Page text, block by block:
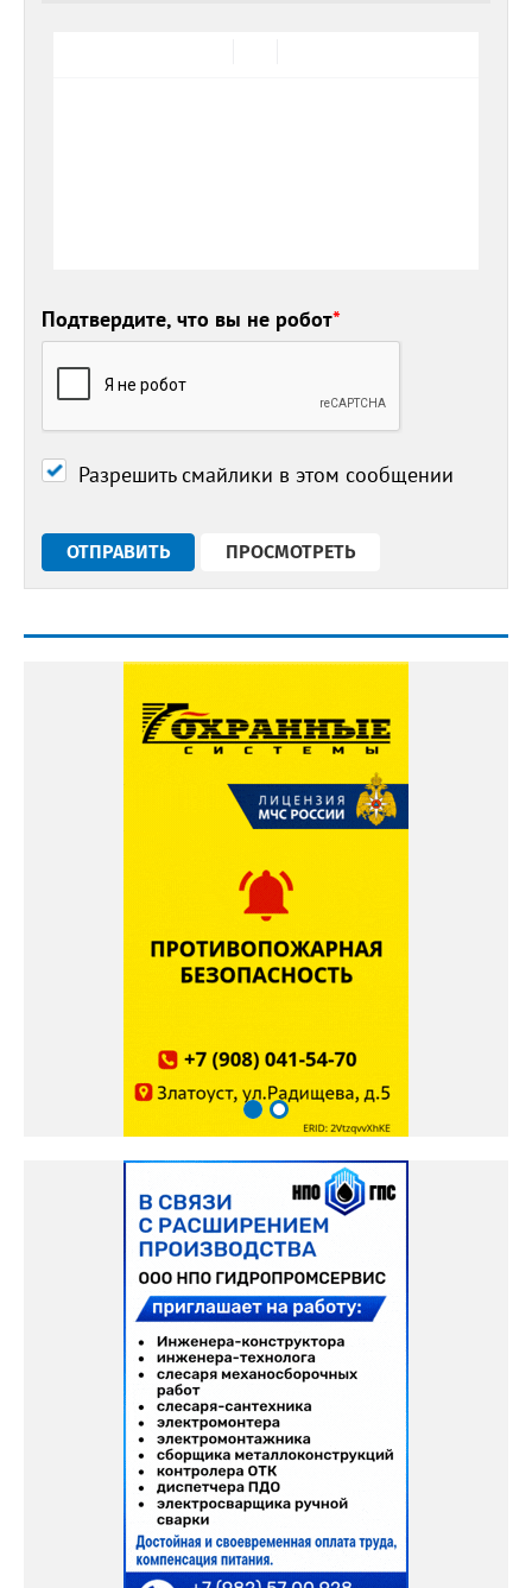
Подтвердите, что вы не робот*
Разрешить смайлики в этом сообщении